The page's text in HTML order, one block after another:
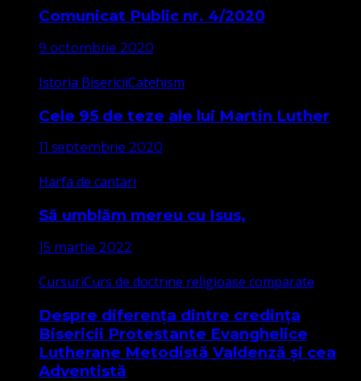
Comunicat Public nr. 4/2020
9 octombrie 2020
Istoria BisericiiCatehism
Cele 95 de teze ale lui Martin Luther
11 septembrie 2020
Harfa de cantari
Să umblăm mereu cu Isus,
15 martie 2022
CursuriCurs de doctrine religioase comparate
Despre diferența dintre credința
Bisericii Protestante Evanghelice
Lutherane Metodistă Valdenză și cea
Adventistă